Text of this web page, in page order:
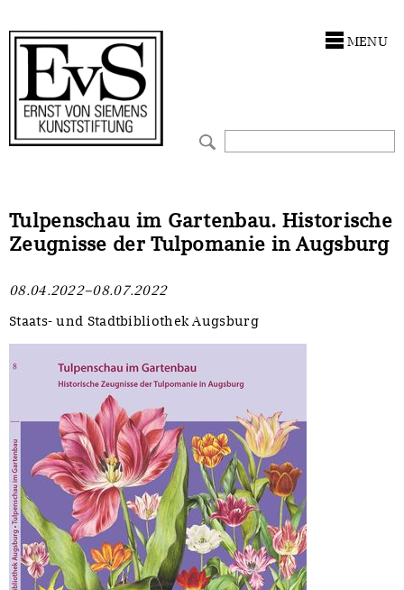
MENU
Tulpenschau im Gartenbau. Historische
Zeugnisse der Tulpomanie in Augsburg
08.04.2022–08.07.2022
Staats- und Stadtbibliothek Augsburg
Förderphilosophie
Gremien
Presse und Neuigkeiten
Stellenangebote
Ankauf
Restaurierungen
Werkverzeichnisse
UKRAINE-Förderlinie